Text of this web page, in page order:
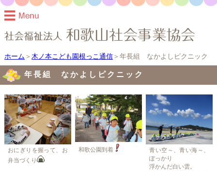
ホーム ＞ 木ノ本こども園根っこ通信＞年長組 なかよしピクニック
年長組 なかよしピクニック
おにぎりを握って、お
弁当づくり
和歌公園到着
青い空～、青い海～、
ぽっかり
浮かんだ白い雲。